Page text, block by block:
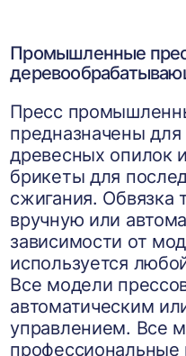
Промышленные
Пресс
предназначены для
древесных опилок
брикеты для
сжигания. Обвязка
вручную или
зависимости от
используется
Все модели
автоматическим
управлением. Все
профессиональные